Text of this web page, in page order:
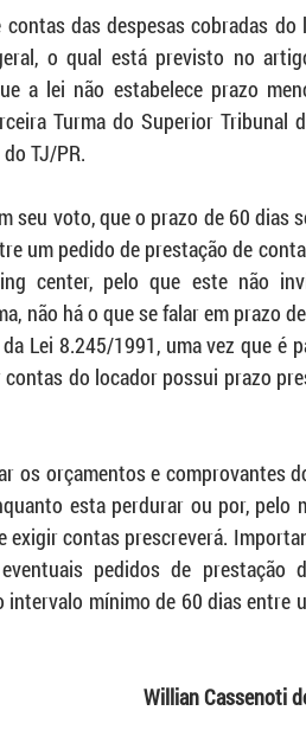
das despesas cobradas do
o qual está previsto no
a lei não estabelece prazo
Turma do Superior Tribunal
TJ/PR.
seu voto, que o prazo de 60 dias
um pedido de prestação de
center, pelo que este não
não há o que se falar em prazo
Lei 8.245/1991, uma vez que é
do locador possui prazo
os orçamentos e comprovantes
esta perdurar ou por, pelo
contas prescreverá.
pedidos de prestação
mínimo de 60 dias entre
Willian Cassenoti